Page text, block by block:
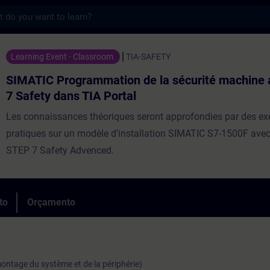
de la sécurité machine
Learning Event - Classroom TIA-SAFETY
SIMATIC Programmation de la sécurité machine
7 Safety dans TIA Portal
Les connaissances théoriques seront approfondies par des
pratiques sur un modèle d'installation SIMATIC S7-1500F
STEP 7 Safety Advenced.
Orçamento
du système et de la périphérie)